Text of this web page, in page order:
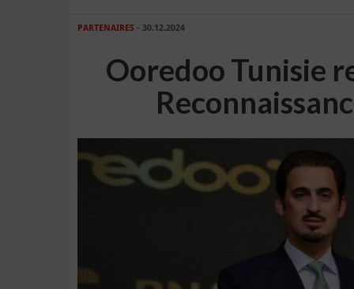
PARTENAIRES - 30.12.2024
Ooredoo Tunisie